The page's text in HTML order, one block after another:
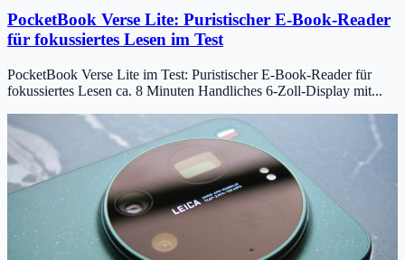
PocketBook Verse Lite: Puristischer E-Book-Reader
für fokussiertes Lesen im Test
PocketBook Verse Lite im Test: Puristischer E-Book-Reader für
fokussiertes Lesen ca. 8 Minuten Handliches 6-Zoll-Display mit...